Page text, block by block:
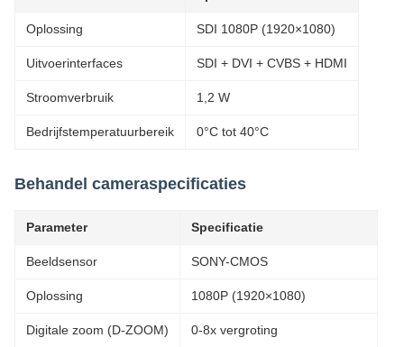
Oplossing SDI 1080P (1920×1080)
Uitvoerinterfaces SDI + DVI + CVBS + HDMI
Stroomverbruik 1,2 W
Bedrijfstemperatuurbereik 0°C tot 40°C
Behandel cameraspecificaties
Parameter Specificatie
Beeldsensor SONY-CMOS
Oplossing 1080P (1920×1080)
Digitale zoom (D-ZOOM) 0-8x vergroting